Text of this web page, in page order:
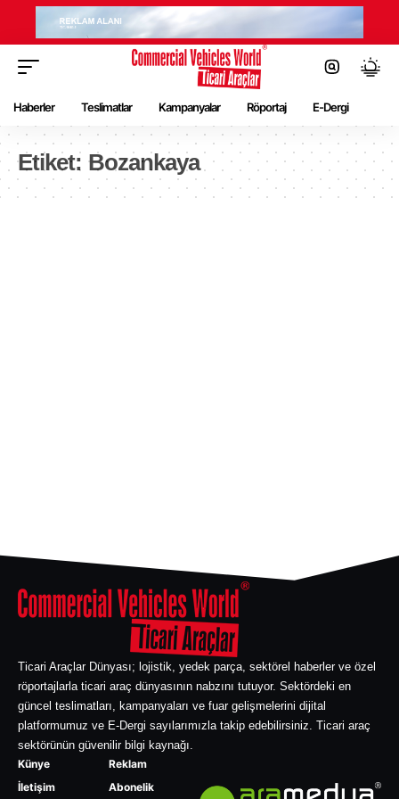
Haberler Teslimatlar Kampanyalar Röportaj E-Dergi
Etiket: Bozankaya
Ticari Araçlar Dünyası; lojistik, yedek parça, sektörel haberler ve özel
röportajlarla ticari araç dünyasının nabzını tutuyor. Sektördeki en
güncel teslimatları, kampanyaları ve fuar gelişmelerini dijital
platformumuz ve E-Dergi sayılarımızla takip edebilirsiniz. Ticari araç
sektörünün güvenilir bilgi kaynağı.
Künye
İletişim
Reklam
Abonelik